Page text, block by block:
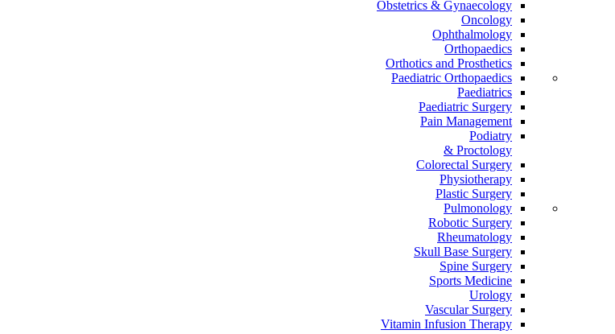
Obstetrics & Gynaecology
Oncology
Ophthalmology
Orthopaedics
Orthotics and Prosthetics
Paediatric Orthopaedics
Paediatrics
Paediatric Surgery
Pain Management
Podiatry
Proctology &
Colorectal Surgery
Physiotherapy
Plastic Surgery
Pulmonology
Robotic Surgery
Rheumatology
Skull Base Surgery
Spine Surgery
Sports Medicine
Urology
Vascular Surgery
Vitamin Infusion Therapy